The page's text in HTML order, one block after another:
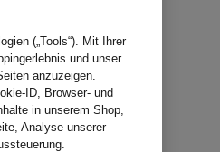
(„Tools“). Mit Ihrer
und unser
anzuzeigen.
ID, Browser- und
in unserem Shop,
Analyse unserer